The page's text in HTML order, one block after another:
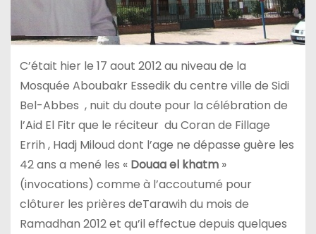
C’était hier le 17 aout 2012 au niveau de la
Mosquée Aboubakr Essedik du centre ville de Sidi
Bel-Abbes , nuit du doute pour la célébration de
l’Aid El Fitr que le réciteur du Coran de Fillage
Errih , Hadj Miloud dont l’age ne dépasse guère les
42 ans a mené les « Douaa el khatm»
(invocations) comme à l’accoutumé pour
clôturer les prières deTarawih du mois de
Ramadhan 2012 et qu’il effectue depuis quelques